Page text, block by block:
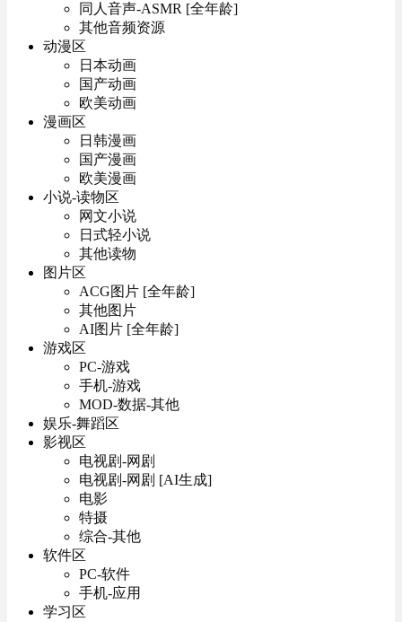
同人音声-ASMR [全年龄]
其他音频资源
动漫区
日本动画
国产动画
欧美动画
漫画区
日韩漫画
国产漫画
欧美漫画
小说-读物区
网文小说
日式轻小说
其他读物
图片区
ACG图片 [全年龄]
其他图片
AI图片 [全年龄]
游戏区
PC-游戏
手机-游戏
MOD-数据-其他
娱乐-舞蹈区
影视区
电视剧-网剧
电视剧-网剧 [AI生成]
电影
特摄
综合-其他
软件区
PC-软件
手机-应用
学习区